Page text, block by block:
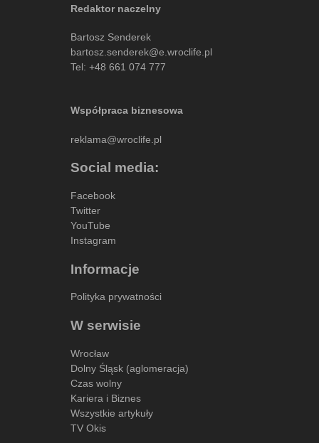
Redaktor naczelny
Bartosz Senderek
bartosz.senderek@e.wroclife.pl
Tel: +48 661 074 777
Współpraca biznesowa
reklama@wroclife.pl
Social media:
Facebook
Twitter
YouTube
Instagram
Informacje
Polityka prywatności
W serwisie
Wrocław
Dolny Śląsk (aglomeracja)
Czas wolny
Kariera i Biznes
Wszystkie artykuły
TV Okis